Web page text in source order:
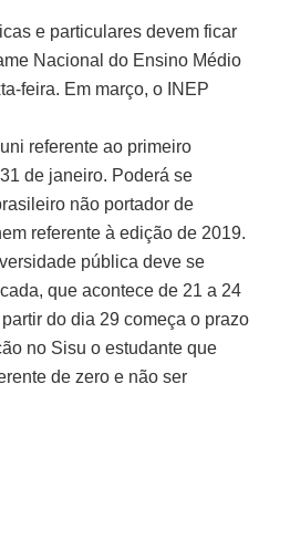
e particulares devem ficar
Nacional do Ensino Médio
feira. Em março, o INEP
referente ao primeiro
de janeiro. Poderá se
não portador de
referente à edição de 2019.
pública deve se
que acontece de 21 a 24
do dia 29 começa o prazo
no Sisu o estudante que
de zero e não ser